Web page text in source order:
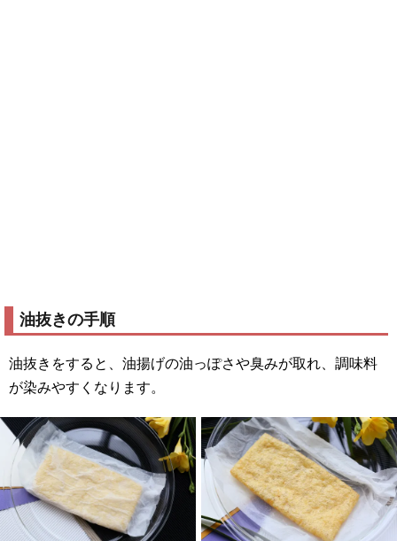
油抜きの手順
油抜きをすると、油揚げの油っぽさや臭みが取れ、調味料
が染みやすくなります。